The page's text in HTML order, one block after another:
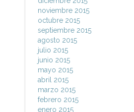
noviembre 2015
octubre 2015
septiembre 2015
agosto 2015
julio 2015
junio 2015
mayo 2015
abril 2015
marzo 2015
febrero 2015
enero 2015